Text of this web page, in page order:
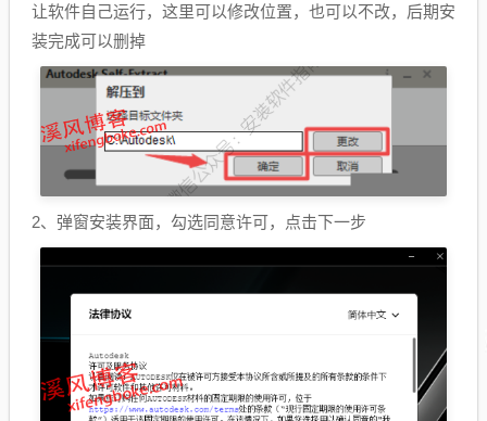
让软件自己运行，这里可以修改位置，也可以不改，后期安
装完成可以删掉
2、弹窗安装界面，勾选同意许可，点击下一步